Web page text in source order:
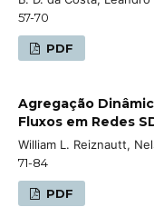
57-70
PDF
Agregação
Fluxos em Redes
William L. Reiznautt,
71-84
PDF